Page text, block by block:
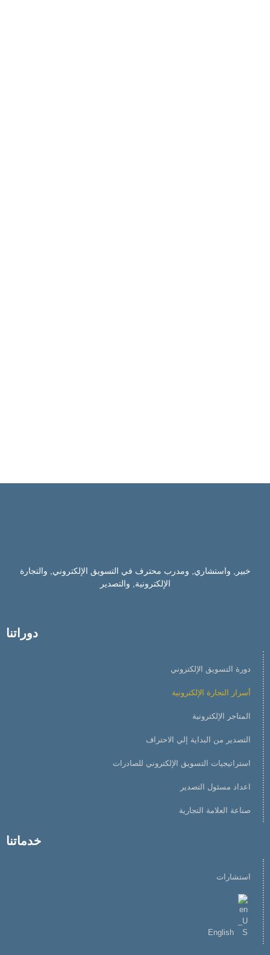
خبير, واستشاري, ومدرب محترف في التسويق الإلكتروني, والتجارة
الإلكترونية, والتصدير
دوراتنا
دورة التسويق الإلكتروني
أسرار التجارة الإلكترونية
المتاجر الإلكترونية
التصدير من البداية إلي الاحتراف
استراتيجيات التسويق الإلكتروني للصادرات
اعداد مسئول التصدير
صناعة العلامة التجارية
خدماتنا
استشارات
English